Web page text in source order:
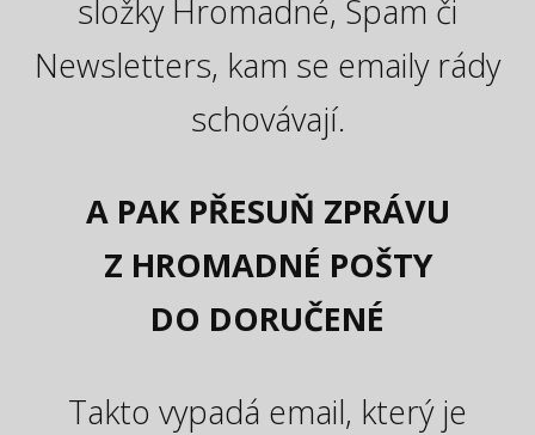
složky Hromadné, Spam či
Newsletters, kam se emaily rády
schovávají.
A PAK PŘESUŇ ZPRÁVU
Z HROMADNÉ POŠTY
DO DORUČENÉ
Takto vypadá email, který je